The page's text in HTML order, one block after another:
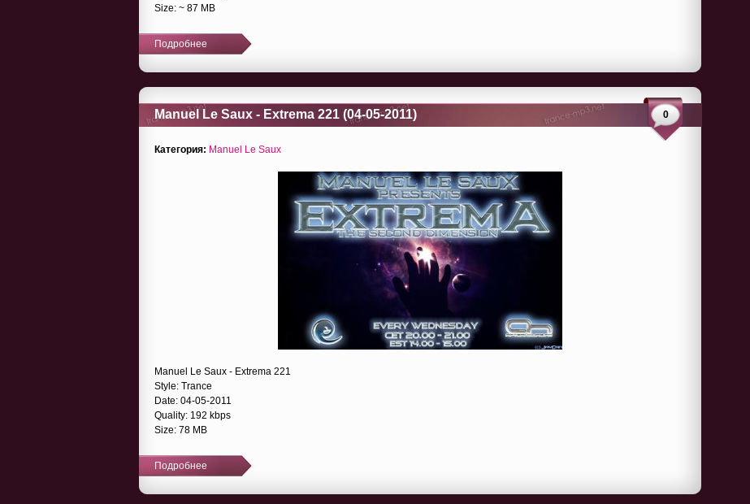
Size: ~ 87 MB
Подробнее
Manuel Le Saux - Extrema 221 (04-05-2011) 0
Категория: Manuel Le Saux
Manuel Le Saux - Extrema 221
Style: Trance
Date: 04-05-2011
Quality: 192 kbps
Size: 78 MB
Подробнее